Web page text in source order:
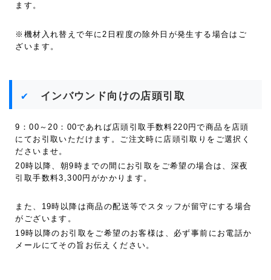
ます。
※機材入れ替えで年に2日程度の除外日が発生する場合はご
ざいます。
インバウンド向けの店頭引取
9：00～20：00であれば店頭引取手数料220円で商品を店頭
にてお引取いただけます。ご注文時に店頭引取りをご選択く
ださいませ。
20時以降、朝9時までの間にお引取をご希望の場合は、深夜
引取手数料3,300円がかかります。
また、19時以降は商品の配送等でスタッフが留守にする場合
がございます。
19時以降のお引取をご希望のお客様は、必ず事前にお電話か
メールにてその旨お伝えください。